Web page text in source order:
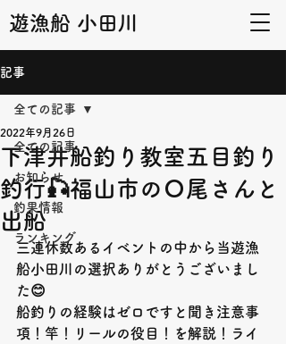
遊漁船 小田川
記事
全ての記事
お知らせ
釣果情報
ランキング
全ての記事
下津井船釣り教室五目釣り
釣行🎣福山市のＯ尾さんと
出船
2022年9月26日
三連休数あるイベントの中から当遊漁
船小田川の選択ありがとうございまし
た😊
船釣りの経験はゼロですと聞き注意事
項！竿！リールの役目！を解説！ライ